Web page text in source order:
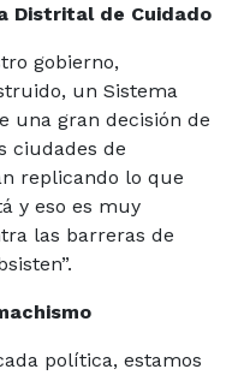
Distrital de Cuidado
gobierno,
un Sistema
una gran decisión de
ciudades de
replicando lo que
y eso es muy
las barreras de
política, estamos